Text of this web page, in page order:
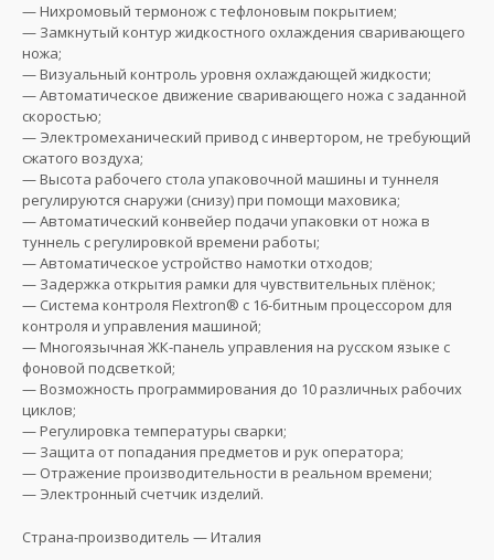
— Нихромовый термонож с тефлоновым покрытием;
— Замкнутый контур жидкостного охлаждения сваривающего
ножа;
— Визуальный контроль уровня охлаждающей жидкости;
— Автоматическое движение сваривающего ножа с заданной
скоростью;
— Электромеханический привод с инвертором, не требующий
сжатого воздуха;
— Высота рабочего стола упаковочной машины и туннеля
регулируются снаружи (снизу) при помощи маховика;
— Автоматический конвейер подачи упаковки от ножа в
туннель с регулировкой времени работы;
— Автоматическое устройство намотки отходов;
— Задержка открытия рамки для чувствительных плёнок;
— Система контроля Flextron® с 16-битным процессором для
контроля и управления машиной;
— Многоязычная ЖК-панель управления на русском языке с
фоновой подсветкой;
— Возможность программирования до 10 различных рабочих
циклов;
— Регулировка температуры сварки;
— Защита от попадания предметов и рук оператора;
— Отражение производительности в реальном времени;
— Электронный счетчик изделий.
Страна-производитель — Италия